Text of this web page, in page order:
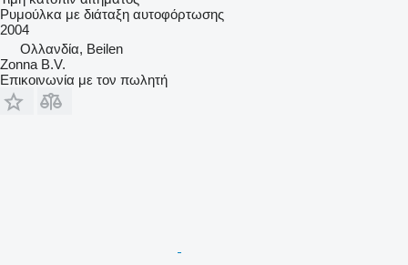
Ρυμούλκα με διάταξη αυτοφόρτωσης
2004
Ολλανδία, Beilen
Zonna B.V.
Επικοινωνία με τον πωλητή